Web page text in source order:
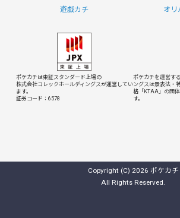
遊戯カチ オリ
ポケカチは東証スタンダード上場の
株式会社コレックホールディングスが運営してい
ます。
証券コード：6578
ポケカチを運営す
ングスは景表法・
格「KTAA」の団
す。
Copyright (C) 2026 ポケカチ
All Rights Reserved.